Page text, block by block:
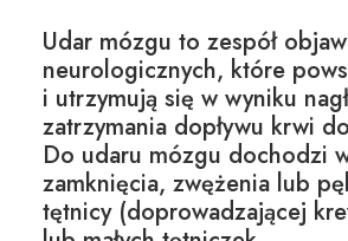
Udar mózgu to zespół
neurologicznych, które
i utrzymują się w wyniku
zatrzymania dopływu krwi
Do udaru mózgu dochodzi
zamknięcia, zwężenia lub
tętnicy (doprowadzającej